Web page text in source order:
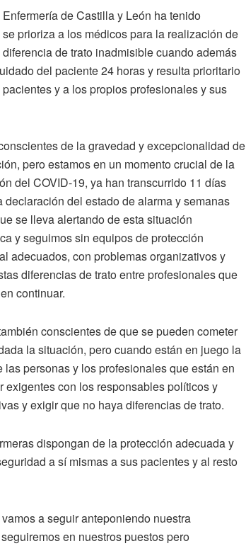
de Castilla y León ha tenido
prioriza a los médicos para la realización de
de trato inadmisible cuando además
del paciente 24 horas y resulta prioritario
y a los propios profesionales y sus
de la gravedad y excepcionalidad de
pero estamos en un momento crucial de la
del COVID-19, ya han transcurrido 11 días
declaración del estado de alarma y semanas
se lleva alertando de esta situación
y seguimos sin equipos de protección
adecuados, con problemas organizativos y
diferencias de trato entre profesionales que
continuar.
conscientes de que se pueden cometer
la situación, pero cuando están en juego la
las personas y los profesionales que están en
con los responsables políticos y
y exigir que no haya diferencias de trato.
dispongan de la protección adecuada y
a sí mismas a sus pacientes y al resto
a seguir anteponiendo nuestra
en nuestros puestos pero